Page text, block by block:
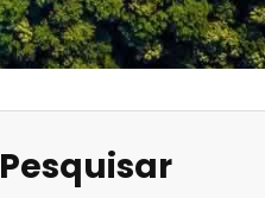
Pesquisar